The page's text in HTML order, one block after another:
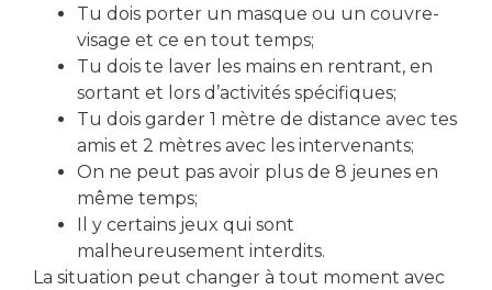
télécharger le formulaire d'inscription
Partager cet événement
Tu dois porter un masque ou un couvre-
visage et ce en tout temps;
Tu dois te laver les mains en rentrant, en
sortant et lors d’activités spécifiques;
Tu dois garder 1 mètre de distance avec tes
amis et 2 mètres avec les intervenants;
On ne peut pas avoir plus de 8 jeunes en
même temps;
Il y certains jeux qui sont
malheureusement interdits.
La situation peut changer à tout moment avec